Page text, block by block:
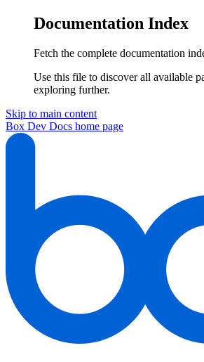
Documentation Index
Fetch the complete documentation
Use this file to discover all available
exploring further.
Skip to main content
Box Dev Docs home page